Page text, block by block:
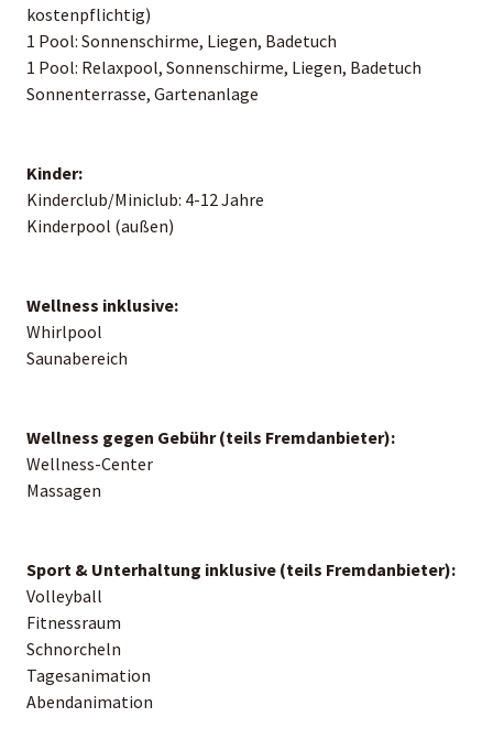
kostenpflichtig)
1 Pool: Sonnenschirme, Liegen, Badetuch
1 Pool: Relaxpool, Sonnenschirme, Liegen, Badetuch
Sonnenterrasse, Gartenanlage
Kinder:
Kinderclub/Miniclub: 4-12 Jahre
Kinderpool (außen)
Wellness inklusive:
Whirlpool
Saunabereich
Wellness gegen Gebühr (teils Fremdanbieter):
Wellness-Center
Massagen
Sport & Unterhaltung inklusive (teils Fremdanbieter):
Volleyball
Fitnessraum
Schnorcheln
Tagesanimation
Abendanimation